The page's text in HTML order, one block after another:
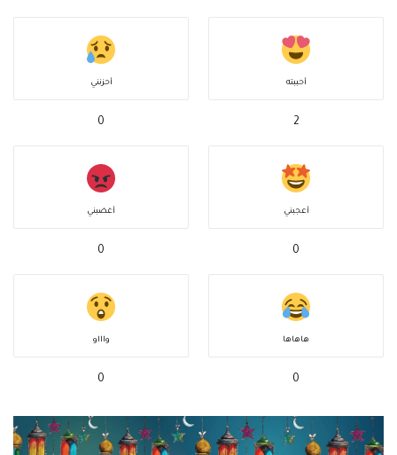
أحببته
2
أحزنني
0
أعجبني
0
أغضبني
0
هاهاها
0
واااو
0